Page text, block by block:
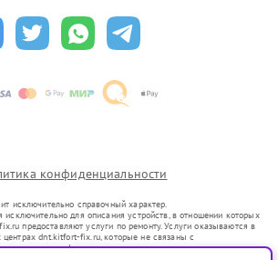
конфиденциальности
исключительно справочный характер.
исключительно для описания устройств, в отношении которых
предоставляют услуги по ремонту. Услуги оказываются в
центрах dnt.kitfort-fix.ru, которые не связаны с
или их официальными представителями.